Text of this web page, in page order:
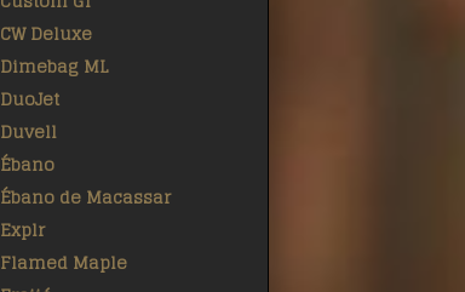
CW Deluxe
Dimebag ML
DuoJet
Duvell
Ébano
Ébano de Macassar
Explr
Flamed Maple